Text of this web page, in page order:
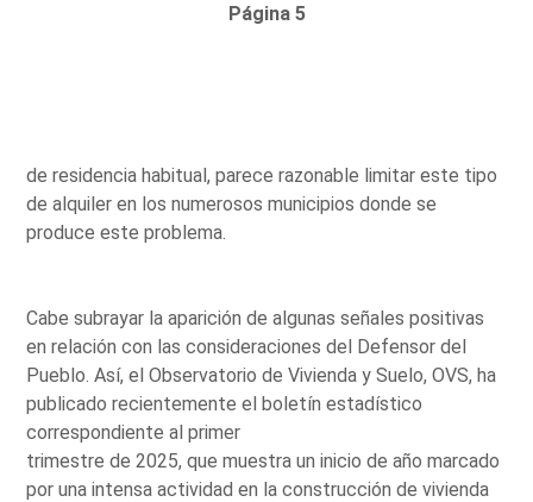
Página 5
de residencia habitual, parece razonable limitar este tipo
de alquiler en los numerosos municipios donde se
produce este problema.
Cabe subrayar la aparición de algunas señales positivas
en relación con las consideraciones del Defensor del
Pueblo. Así, el Observatorio de Vivienda y Suelo, OVS, ha
publicado recientemente el boletín estadístico
correspondiente al primer
trimestre de 2025, que muestra un inicio de año marcado
por una intensa actividad en la construcción de vivienda